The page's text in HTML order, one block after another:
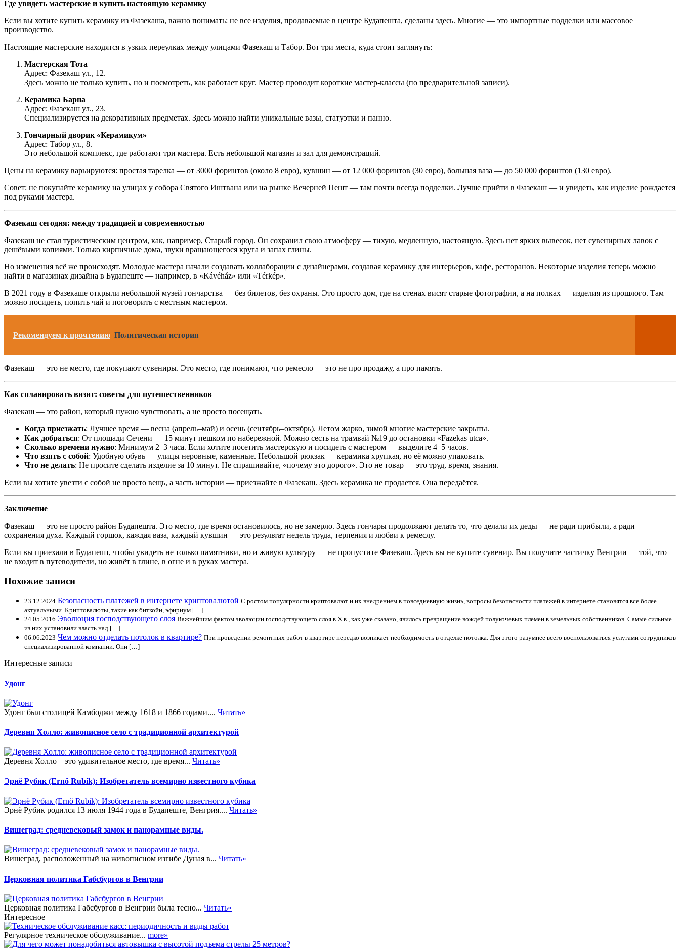
Где увидеть мастерские и купить настоящую керамику
Если вы хотите купить керамику из Фазекаша, важно понимать: не все изделия, продаваемые в центре Будапешта, сделаны здесь. Многие — это импортные подделки или массовое
производство.
Настоящие мастерские находятся в узких переулках между улицами Фазекаш и Табор. Вот три места, куда стоит заглянуть:
Мастерская Тота
Адрес: Фазекаш ул., 12.
Здесь можно не только купить, но и посмотреть, как работает круг. Мастер проводит короткие мастер-классы (по предварительной записи).
Керамика Барна
Адрес: Фазекаш ул., 23.
Специализируется на декоративных предметах. Здесь можно найти уникальные вазы, статуэтки и панно.
Гончарный дворик «Керамикум»
Адрес: Табор ул., 8.
Это небольшой комплекс, где работают три мастера. Есть небольшой магазин и зал для демонстраций.
Цены на керамику варьируются: простая тарелка — от 3000 форинтов (около 8 евро), кувшин — от 12 000 форинтов (30 евро), большая ваза — до 50 000 форинтов (130 евро).
Совет: не покупайте керамику на улицах у собора Святого Иштвана или на рынке Вечерней Пешт — там почти всегда подделки. Лучше прийти в Фазекаш — и увидеть, как изделие рождается
под руками мастера.
Фазекаш сегодня: между традицией и современностью
Фазекаш не стал туристическим центром, как, например, Старый город. Он сохранил свою атмосферу — тихую, медленную, настоящую. Здесь нет ярких вывесок, нет сувенирных лавок с
дешёвыми копиями. Только кирпичные дома, звуки вращающегося круга и запах глины.
Но изменения всё же происходят. Молодые мастера начали создавать коллаборации с дизайнерами, создавая керамику для интерьеров, кафе, ресторанов. Некоторые изделия теперь можно
найти в магазинах дизайна в Будапеште — например, в «Kávéház» или «Térkép».
В 2021 году в Фазекаше открыли небольшой музей гончарства — без билетов, без охраны. Это просто дом, где на стенах висят старые фотографии, а на полках — изделия из прошлого. Там
можно посидеть, попить чай и поговорить с местным мастером.
Рекомендуем к прочтению Политическая история
Фазекаш — это не место, где покупают сувениры. Это место, где понимают, что ремесло — это не про продажу, а про память.
Как спланировать визит: советы для путешественников
Фазекаш — это район, который нужно чувствовать, а не просто посещать.
Когда приезжать: Лучшее время — весна (апрель–май) и осень (сентябрь–октябрь). Летом жарко, зимой многие мастерские закрыты.
Как добраться: От площади Сечени — 15 минут пешком по набережной. Можно сесть на трамвай №19 до остановки «Fazekas utca».
Сколько времени нужно: Минимум 2–3 часа. Если хотите посетить мастерскую и посидеть с мастером — выделите 4–5 часов.
Что взять с собой: Удобную обувь — улицы неровные, каменные. Небольшой рюкзак — керамика хрупкая, но её можно упаковать.
Что не делать: Не просите сделать изделие за 10 минут. Не спрашивайте, «почему это дорого». Это не товар — это труд, время, знания.
Если вы хотите увезти с собой не просто вещь, а часть истории — приезжайте в Фазекаш. Здесь керамика не продается. Она передаётся.
Заключение
Фазекаш — это не просто район Будапешта. Это место, где время остановилось, но не замерло. Здесь гончары продолжают делать то, что делали их деды — не ради прибыли, а ради
сохранения духа. Каждый горшок, каждая ваза, каждый кувшин — это результат недель труда, терпения и любви к ремеслу.
Если вы приехали в Будапешт, чтобы увидеть не только памятники, но и живую культуру — не пропустите Фазекаш. Здесь вы не купите сувенир. Вы получите частичку Венгрии — той, что
не входит в путеводители, но живёт в глине, в огне и в руках мастера.
Похожие записи
23.12.2024 Безопасность платежей в интернете криптовалютой С ростом популярности криптовалют и их внедрением в повседневную жизнь, вопросы безопасности платежей в интернете становятся все более
актуальными. Криптовалюты, такие как биткойн, эфириум […]
24.05.2016 Эволюция господствующего слоя Важнейшим фактом эволюции господствующего слоя в X в., как уже сказано, явилось превращение вождей полукочевых племен в земельных собственников. Самые сильные
из них установили власть над […]
06.06.2023 Чем можно отделать потолок в квартире? При проведении ремонтных работ в квартире нередко возникает необходимость в отделке потолка. Для этого разумнее всего воспользоваться услугами сотрудников
специализированной компании. Они […]
Интересные записи
Удонг
Удонг был столицей Камбоджи между 1618 и 1866 годами.... Читать»
Деревня Холло: живописное село с традиционной архитектурой
Деревня Холло – это удивительное место, где время... Читать»
Эрнё Рубик (Ernő Rubik): Изобретатель всемирно известного кубика
Эрнё Рубик родился 13 июля 1944 года в Будапеште, Венгрия.... Читать»
Вишеград: средневековый замок и панорамные виды.
Вишеград, расположенный на живописном изгибе Дуная в... Читать»
Церковная политика Габсбургов в Венгрии
Церковная политика Габсбургов в Венгрии была тесно... Читать»
Интересное
Регулярное техническое обслуживание... more»